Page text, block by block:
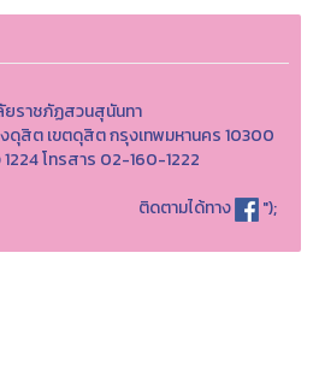
ยราชภัฏสวนสุนันทา
ดุสิต เขตดุสิต กรุงเทพมหานคร 10300
โทรสาร 02-160-1222
ติดตามได้ทาง
");